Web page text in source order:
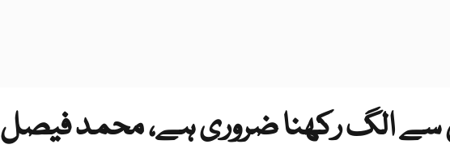
سے الگ رکھنا ضروری ہے، محمد فیصل